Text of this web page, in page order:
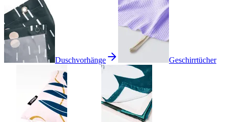
Duschvorhänge Geschirrtücher